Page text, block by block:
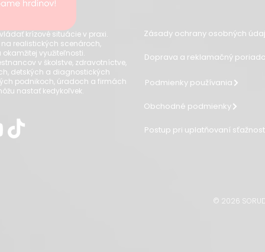
krízové situácie v praxi.
realistických scenároch,
využiteľnosti.
v školstve, zdravotníctve,
detských a diagnostických
podnikoch, úradoch a firmách
nastať kedykoľvek.
Zásady ochrany osobných
Doprava a reklamačný
Podmienky používania
Obchodné podmienky
Postup pri uplatňovaní
© 2026